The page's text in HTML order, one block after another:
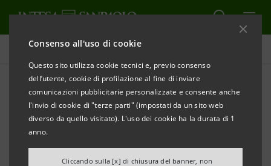
Consenso all'uso di cookie
Questo sito utilizza cookie tecnici e, previo consenso
dell’utente, cookie di profilazione al fine di inviare
comunicazioni pubblicitarie personalizzate e consente anche
l'invio di cookie di "terze parti" (impostati da un sito web
diverso da quello visitato). L'uso dei cookie ha la durata di 1
anno.
Cliccando sulla [x] di chiusura del banner, non
Tutte le news
Intesa Sanpaolo, bilancio
2018 da record: utile netto
di 4,05 miliardi